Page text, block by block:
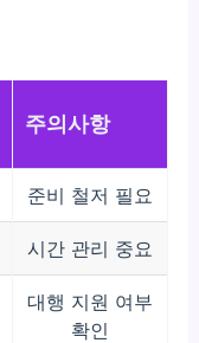
주의사항
준비 철저 필요
시간 관리 중요
대행 지원 여부
확인